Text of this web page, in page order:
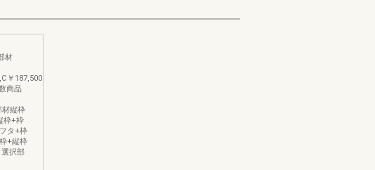
材
187,500￥204,100DB,D￥210,100￥225,700
商品
材縦枠
枠+枠
タ+枠
+縦枠
選択部